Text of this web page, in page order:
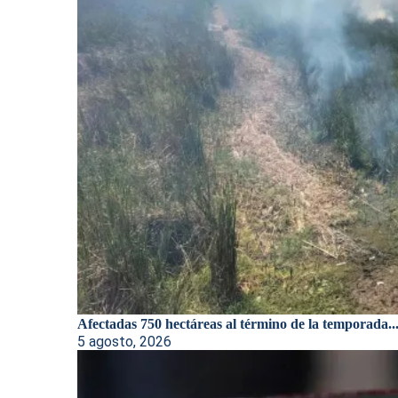
Afectadas 750 hectáreas al término de la temporada...
5 agosto, 2026